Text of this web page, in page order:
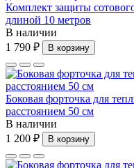
Комплект защиты
длиной 10 метров
В наличии
1 790 ₽
В корзину
Боковая форточка для
расстоянием 50 см
В наличии
1 200 ₽
В корзину